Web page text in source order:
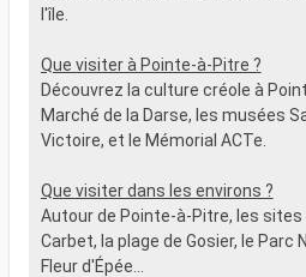
l'île.
Que visiter à Pointe-à-Pitre ?
Découvrez la culture créole à
Marché de la Darse, les musées
Victoire, et le Mémorial ACTe.
Que visiter dans les environs ?
Autour de Pointe-à-Pitre, les
Carbet, la plage de Gosier, le Parc
Fleur d'Épée...